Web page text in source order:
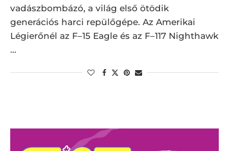
vadászbombázó, a világ első ötödik
generációs harci repülőgépe. Az Amerikai
Légierőnél az F–15 Eagle és az F–117 Nighthawk
…